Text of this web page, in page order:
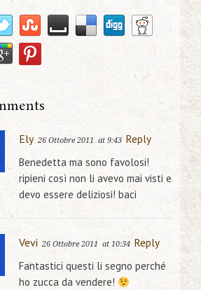
Ely 26 Ottobre 2011 at 9:43 Reply
Benedetta ma sono favolosi!
ripieni così non li avevo mai visti e
devo essere deliziosi! baci
Vevi 26 Ottobre 2011 at 10:34 Reply
Fantastici questi li segno perché
ho zucca da vendere!